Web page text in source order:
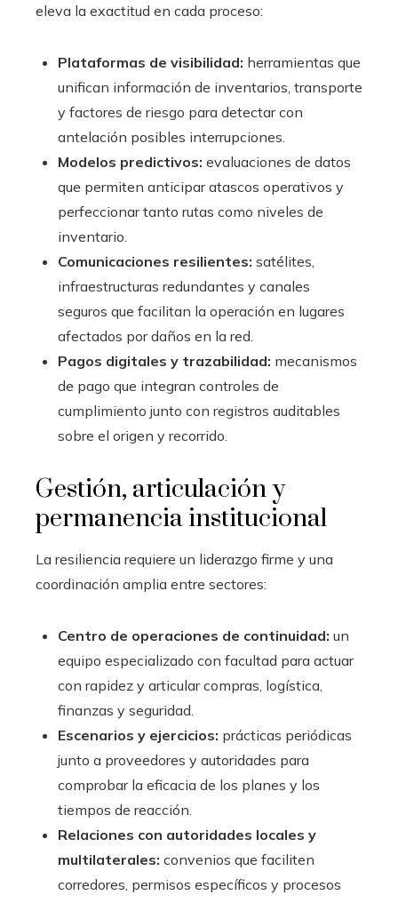
eleva la exactitud en cada proceso:
Plataformas de visibilidad: herramientas que
unifican información de inventarios, transporte
y factores de riesgo para detectar con
antelación posibles interrupciones.
Modelos predictivos: evaluaciones de datos
que permiten anticipar atascos operativos y
perfeccionar tanto rutas como niveles de
inventario.
Comunicaciones resilientes: satélites,
infraestructuras redundantes y canales
seguros que facilitan la operación en lugares
afectados por daños en la red.
Pagos digitales y trazabilidad: mecanismos
de pago que integran controles de
cumplimiento junto con registros auditables
sobre el origen y recorrido.
Gestión, articulación y
permanencia institucional
La resiliencia requiere un liderazgo firme y una
coordinación amplia entre sectores:
Centro de operaciones de continuidad: un
equipo especializado con facultad para actuar
con rapidez y articular compras, logística,
finanzas y seguridad.
Escenarios y ejercicios: prácticas periódicas
junto a proveedores y autoridades para
comprobar la eficacia de los planes y los
tiempos de reacción.
Relaciones con autoridades locales y
multilaterales: convenios que faciliten
corredores, permisos específicos y procesos